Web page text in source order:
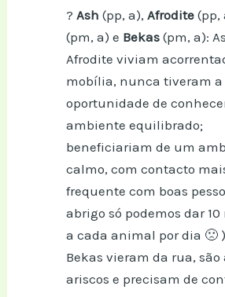
?Ash (pp, a),Afrodite (pp,
(pm, a) e Bekas (pm, a):
Afrodite viviam
mobília, nunca tiveram a
oportunidade de
ambiente equilibrado;
beneficiariam de um
calmo, com contacto
frequente com boas
abrigo só podemos dar
a cada animal por dia 🙁
Bekas vieram da rua, são
ariscos e precisam de